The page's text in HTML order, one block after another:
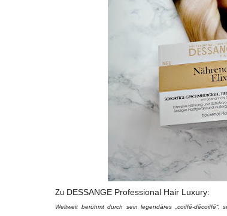
Zu DESSANGE Professional Hair Luxury:
Weltweit berühmt durch sein legendäres „coiffé-décoiffé“,